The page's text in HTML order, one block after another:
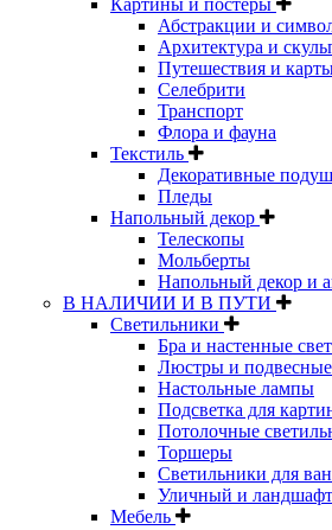
Картины и постеры
Абстракции и
Архитектура и
Путешествия и
Селебрити
Транспорт
Флора и фауна
Текстиль
Декоративные
Пледы
Напольный декор
Телескопы
Мольберты
Напольный декор и
В НАЛИЧИИ И В ПУТИ
Светильники
Бра и настенные
Люстры и подвесные
Настольные лампы
Подсветка для
Потолочные
Торшеры
Светильники для
Уличный и
Мебель